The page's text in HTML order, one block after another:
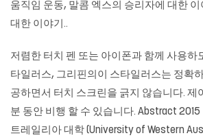
움직임 운동, 말콤 엑스의 승리자에 대한 이
대한 이야기..
저렴한 터치 펜 또는 아이폰과 함께 사용하
타일러스, 그리핀의이 스타일러스는 정확
공하면서 터치 스크린을 긁지 않습니다. 제
분 동안 비행 할 수 있습니다. Abstract
트레일리아 대학 (University of Western